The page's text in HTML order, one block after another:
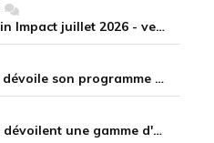
Codes primo-gemmes Genshin Impact juillet 2026 - version 7.0
Gamescom 2026 : HoYoverse dévoile son programme et présente deux nouveaux jeux inédits
UGREEN et Honkai: Star Rail dévoilent une gamme d'accessoires de recharge en édition limitée